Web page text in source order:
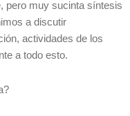
pero muy sucinta síntesis
a discutir
actividades de los
a todo esto.